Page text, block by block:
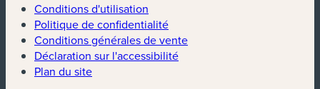
Conditions d'utilisation
Politique de confidentialité
Conditions générales de vente
Déclaration sur l'accessibilité
Plan du site